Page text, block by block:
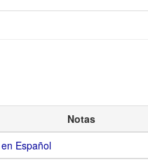
Notas
Español